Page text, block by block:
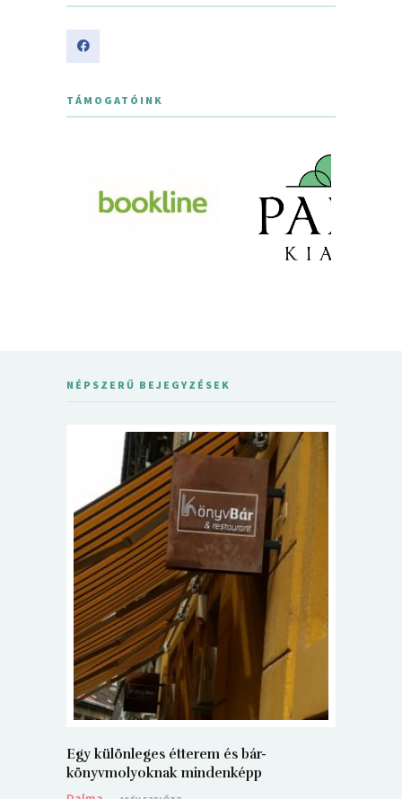
TÁMOGATÓINK
NÉPSZERŰ BEJEGYZÉSEK
Egy különleges étterem és bár-
könyvmolyoknak mindenképp